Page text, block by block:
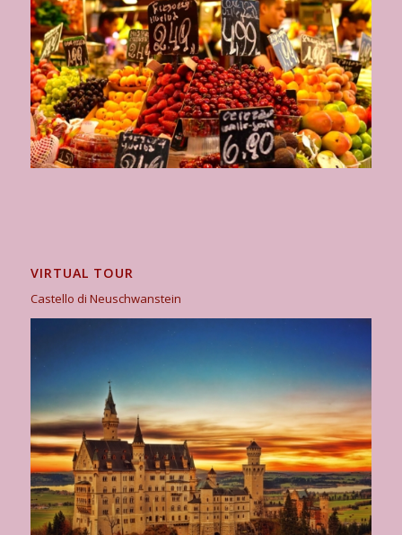
VIRTUAL TOUR
Castello di Neuschwanstein